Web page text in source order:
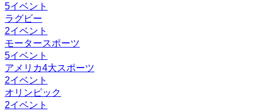
5イベント
ラグビー
2イベント
モータースポーツ
5イベント
アメリカ4大スポーツ
2イベント
オリンピック
2イベント